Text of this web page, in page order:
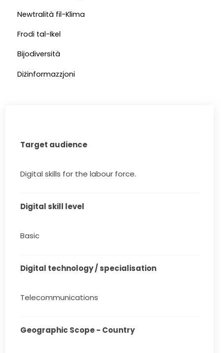
Newtralità fil-Klima
Frodi tal-Ikel
Bijodiversità
Diżinformazzjoni
Target audience
Digital skills for the labour force.
Digital skill level
Basic
Digital technology / specialisation
Telecommunications
Geographic Scope - Country